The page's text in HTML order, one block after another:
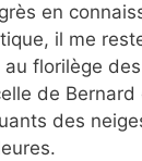
en
il me
au florilège
de Bernard
des